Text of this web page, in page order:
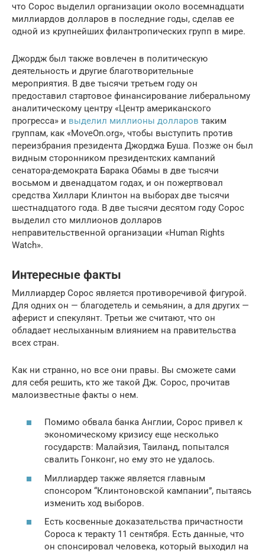
что Сорос выделил организации около восемнадцати
миллиардов долларов в последние годы, сделав ее
одной из крупнейших филантропических групп в мире.
Джордж был также вовлечен в политическую
деятельность и другие благотворительные
мероприятия. В две тысячи третьем году он
предоставил стартовое финансирование либеральному
аналитическому центру «Центр американского
прогресса» и выделил миллионы долларов таким
группам, как «MoveOn.org», чтобы выступить против
переизбрания президента Джорджа Буша. Позже он был
видным сторонником президентских кампаний
сенатора-демократа Барака Обамы в две тысячи
восьмом и двенадцатом годах, и он пожертвовал
средства Хиллари Клинтон на выборах две тысячи
шестнадцатого года. В две тысячи десятом году Сорос
выделил сто миллионов долларов
неправительственной организации «Human Rights
Watch».
Интересные факты
Миллиардер Сорос является противоречивой фигурой.
Для одних он — благодетель и семьянин, а для других —
аферист и спекулянт. Третьи же считают, что он
обладает неслыханным влиянием на правительства
всех стран.
Как ни странно, но все они правы. Вы сможете сами
для себя решить, кто же такой Дж. Сорос, прочитав
малоизвестные факты о нем.
Помимо обвала банка Англии, Сорос привел к
экономическому кризису еще несколько
государств: Малайзия, Таиланд, попытался
свалить Гонконг, но ему это не удалось.
Миллиардер также является главным
спонсором “Клинтоновской кампании”, пытаясь
изменить ход выборов.
Есть косвенные доказательства причастности
Сороса к теракту 11 сентября. Есть данные, что
он спонсировал человека, который выходил на